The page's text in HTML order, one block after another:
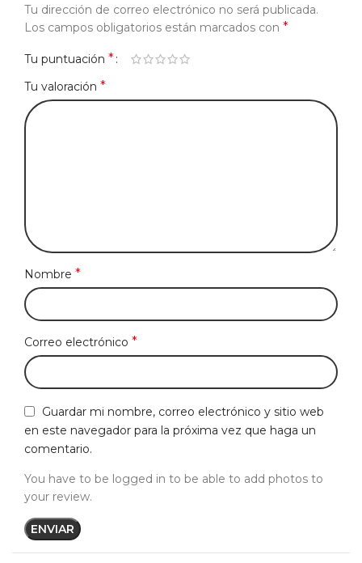
Tu dirección de correo electrónico no será publicada.
Los campos obligatorios están marcados con *
Tu puntuación *
Tu valoración *
Nombre *
Correo electrónico *
Guardar mi nombre, correo electrónico y sitio web
en este navegador para la próxima vez que haga un
comentario.
You have to be logged in to be able to add photos to
your review.